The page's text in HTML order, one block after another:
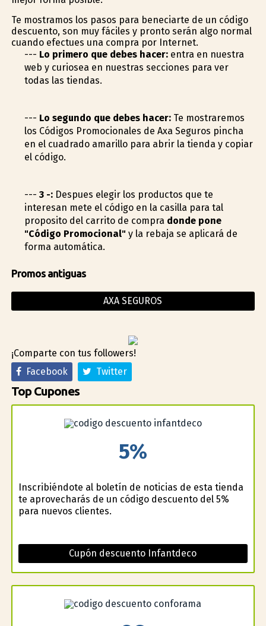
Te mostramos los pasos para beneficiarte de un código
descuento, son muy fáciles y pronto serán algo normal
cuando efectues una compra por Internet.
--- Lo primero que debes hacer:entra en nuestra
web y curiosea en nuestras secciones para ver
todas las tiendas.
--- Lo segundo que debes hacer:Te mostraremos
los Códigos Promocionales de Axa Seguros pincha
en el cuadrado amarillo para abrir la tienda y copiar
el código.
--- 3 -:Despues elegir los productos que te
interesan mete el código en la casilla para tal
proposito del carrito de compra donde pone
"Código Promocional"y la rebaja se aplicará de
forma automática.
Promos antiguas
AXA SEGUROS
¡Comparte con tus followers!
Facebook
Twitter
Top Cupones
5%
Inscribiéndote al boletín de noticias de esta tienda
te aprovecharás de un código descuento del 5%
para nuevos clientes.
Cupón descuento Infantdeco